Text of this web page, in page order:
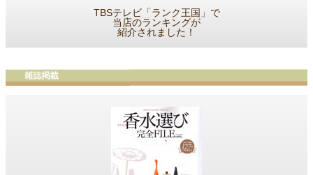
TBSテレビ「ランク王国」で
当店のランキングが
紹介されました！